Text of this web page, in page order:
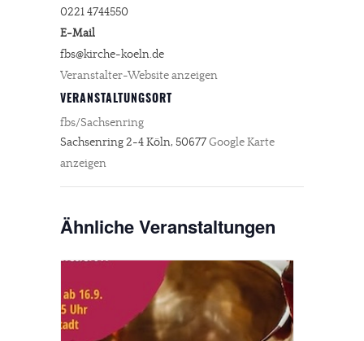
VERANSTALTUNGSORT
fbs/Sachsenring
Sachsenring 2-4Köln, 50677Google Karte
anzeigen
0221 4744550
E-Mail
fbs@kirche-koeln.de
Veranstalter-Website anzeigen
Ähnliche Veranstaltungen